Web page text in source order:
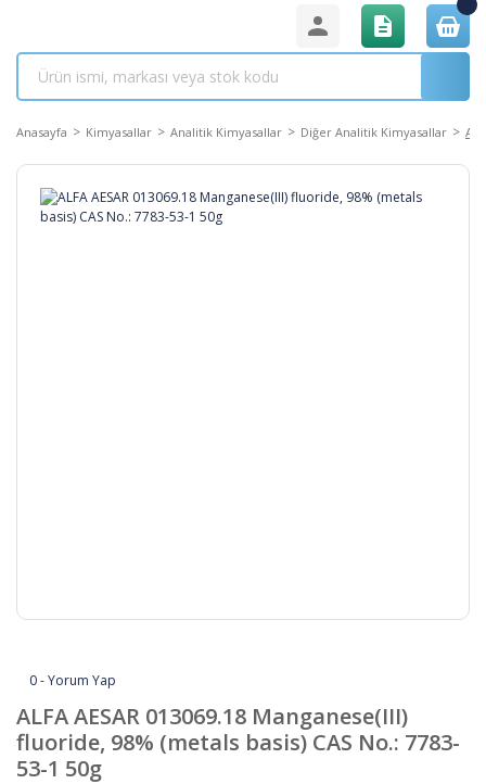
Anasayfa Kimyasallar Analitik Kimyasallar Diğer Analitik Kimyasallar
0 - Yorum Yap
ALFA AESAR 013069.18 Manganese(III)
fluoride, 98% (metals basis) CAS No.: 7783-
53-1 50g